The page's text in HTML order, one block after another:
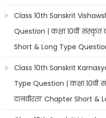
Class 10th Sanskrit
Question | कक्षा 10वीं संस्कृत
Short & Long Type
Class 10th Sanskrit
Type Question | कक्षा 10वीं
दानवीरता’ Chapter Short